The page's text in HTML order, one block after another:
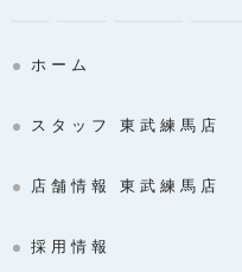
ホーム
スタッフ 東武練馬店
店舗情報 東武練馬店
採用情報